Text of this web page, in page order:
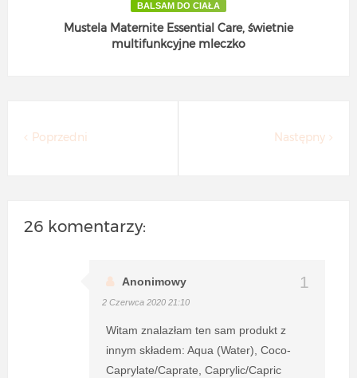
BALSAM DO CIAŁA
Mustela Maternite Essential Care, świetnie
multifunkcyjne mleczko
Następny
Poprzedni
26 komentarzy:
Anonimowy
2 Czerwca 2020 21:10
Witam znalazłam ten sam produkt z
innym składem: Aqua (Water), Coco-
Caprylate/Caprate, Caprylic/Capric